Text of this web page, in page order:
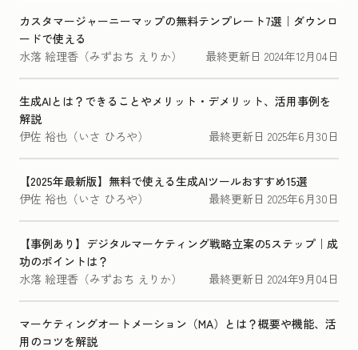
カスタマージャーニーマップの無料テンプレート7選｜ダウンロ
ードで使える
水落 絵理香（みずおち えりか）
最終更新日 2024年12月04日
生成AIとは？できることやメリット・デメリット、活用事例を
解説
伊佐 裕也（いさ ひろや）
最終更新日 2025年6月30日
【2025年最新版】無料で使える生成AIツールおすすめ15選
伊佐 裕也（いさ ひろや）
最終更新日 2025年6月30日
【事例あり】デジタルマーケティング戦略立案の5ステップ｜成
功のポイントは？
水落 絵理香（みずおち えりか）
最終更新日 2024年9月04日
マーケティングオートメーション（MA）とは？概要や機能、活
用のコツを解説